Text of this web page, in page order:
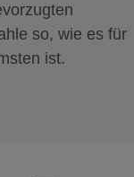
so, wie es für
ist.